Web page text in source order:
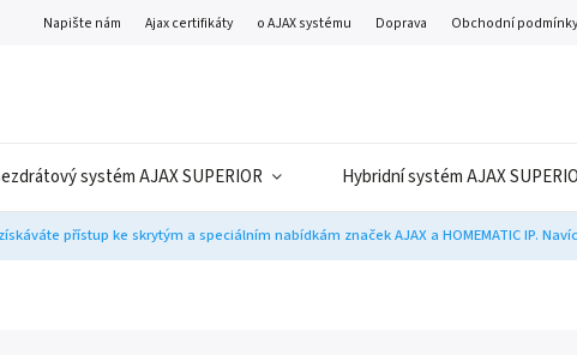
Napište nám Ajax certifikáty o AJAX systému Doprava Obchodní
systém AJAX SUPERIOR Hybridní systém AJAX
přístup ke skrytým a speciálním nabídkám značek AJAX a HOMEMATIC IP.